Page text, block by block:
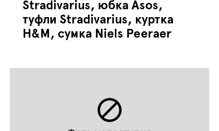
Stradivarius, юбка Asos,
туфли Stradivarius, куртка
H & M , сумка Niels Peeraer